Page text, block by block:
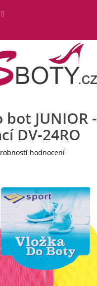
bot JUNIOR -
DV-24RO
hodnocení